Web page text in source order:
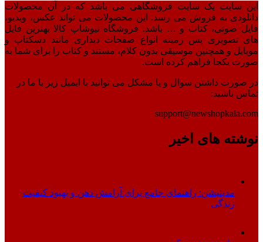
این سایت یک سایت فروشگاهی می باشد که در آن محصولات
دانلودی به فروش می رسد. این محصولات می تواند عکس، ویدیو،
فایل صوتی، کتاب و … باشد. فروشگاه نیوشاپ کالا بهترین فایل
های تصویری پس زمینه انواع صفحات دیداری مانند دسکتاپ و
موبایل و همچنین موسیقی بدون کلام، مستند و کتاب را برای شما به
صورت یکجا فراهم کرده است.
در صورت داشتن سوال و یا مشکل می توانید با ایمیل زیر با ما در
تماس باشید:
support@newshopkala.com
نوشته های اخیر
مدیتیشن: راهنمای جامع برای آرامش ذهن و بهبود کیفیت
زندگی